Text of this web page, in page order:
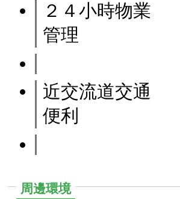
２４小時物業
管理
近交流道交通
便利
周邊環境